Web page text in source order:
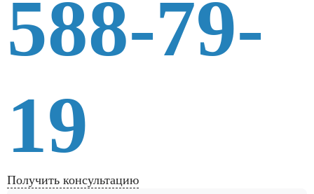
588-79-
19
Получить консультацию